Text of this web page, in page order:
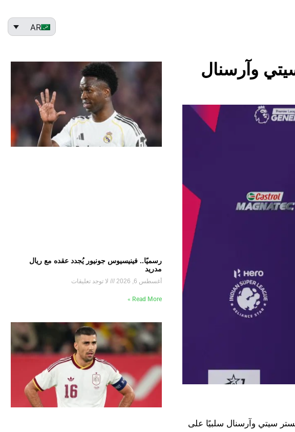
AR
وآرسنال
ليفربول 2-1 على برايتون، ثم تعادل مانشستر سيتي وآرسنال سلبيًا على
رسميًا.. فينيسيوس جونيور يُجدد عقده مع ريال
مدريد
أغسطس 6, 2026 لا توجد تعليقات
Read More »